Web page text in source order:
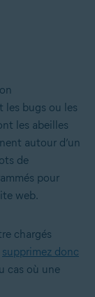
les bugs ou les
les abeilles
autour d’un
de
pour
web.
chargés
supprimez donc
cas où une